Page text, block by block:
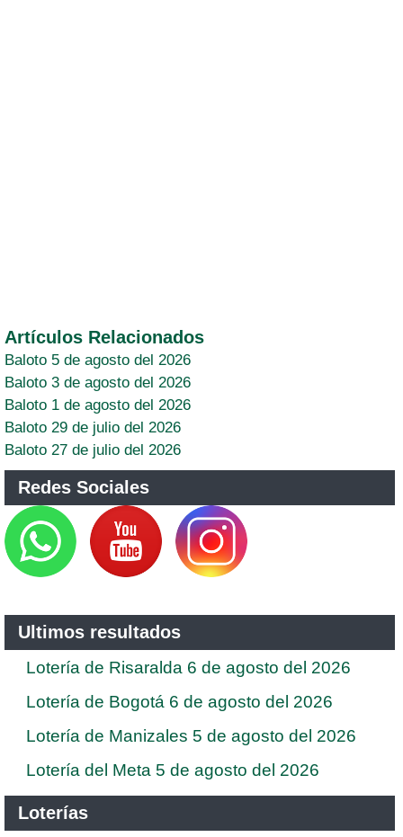
Artículos Relacionados
Baloto 5 de agosto del 2026
Baloto 3 de agosto del 2026
Baloto 1 de agosto del 2026
Baloto 29 de julio del 2026
Baloto 27 de julio del 2026
Redes Sociales
Ultimos resultados
Lotería de Risaralda 6 de agosto del 2026
Lotería de Bogotá 6 de agosto del 2026
Lotería de Manizales 5 de agosto del 2026
Lotería del Meta 5 de agosto del 2026
Loterías